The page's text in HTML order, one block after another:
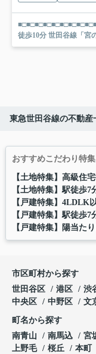
■□■□■□■□■□■□■□■□■□■□■□■□■□■□ ☆交通情
徒歩10分 世田谷線「宮
東急世田谷線の不動産
おすすめこだわり特集
【土地特集】高級住
【土地特集】駅徒歩7
【戸建特集】4LDLK
【戸建特集】駅徒歩7
【戸建特集】陽当た
市区町村から探す
世田谷区
港区 渋
中央区
中野区 文
町名から探す
南青山
南馬込 宮
上野毛
桜丘 本町